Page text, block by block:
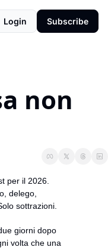
System
Login Subscribe
non
per il 2026.
delego,
sottrazioni.
giorni dopo
volta che una